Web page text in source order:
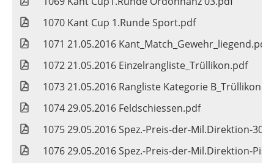
1070 Kant Cup 1.Runde Sport.pdf
1071 21.05.2016 Kant_Match_Gewehr_liegend.pdf
1072 21.05.2016 Einzelrangliste_Trüllikon.pdf
1073 21.05.2016 Rangliste Kategorie
1074 29.05.2016 Feldschiessen.pdf
1075 29.05.2016 Spez.-Preis-der-Mil.Direktion-
1076 29.05.2016 Spez.-Preis-der-Mil.Direktion-